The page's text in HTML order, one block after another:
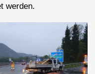
werden.